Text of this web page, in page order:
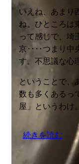
いえね、あまり
ね。ひところは
って感じで、埼
京‥‥つまり中
す。不思議な心
ということで、
数も多くあるっ
屋」というわけ。
続きを読む